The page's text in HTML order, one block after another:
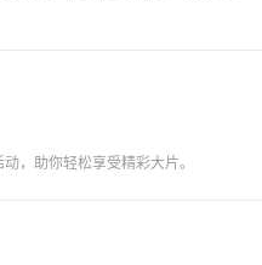
，助你轻松享受精彩大片。